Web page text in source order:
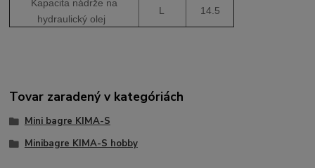
Kapacita nádrže na
hydraulický olej
L 14.5
Tovar zaradený v kategóriách
Mini bagre KIMA-S
Minibagre KIMA-S hobby